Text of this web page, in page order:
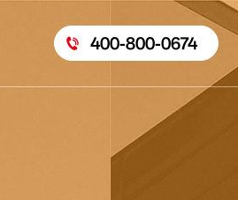
400-800-0674